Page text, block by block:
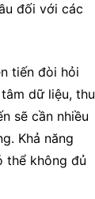
đối với các
tiến đòi hỏi
dữ liệu, thu
sẽ cần nhiều
Khả năng
thể không đủ